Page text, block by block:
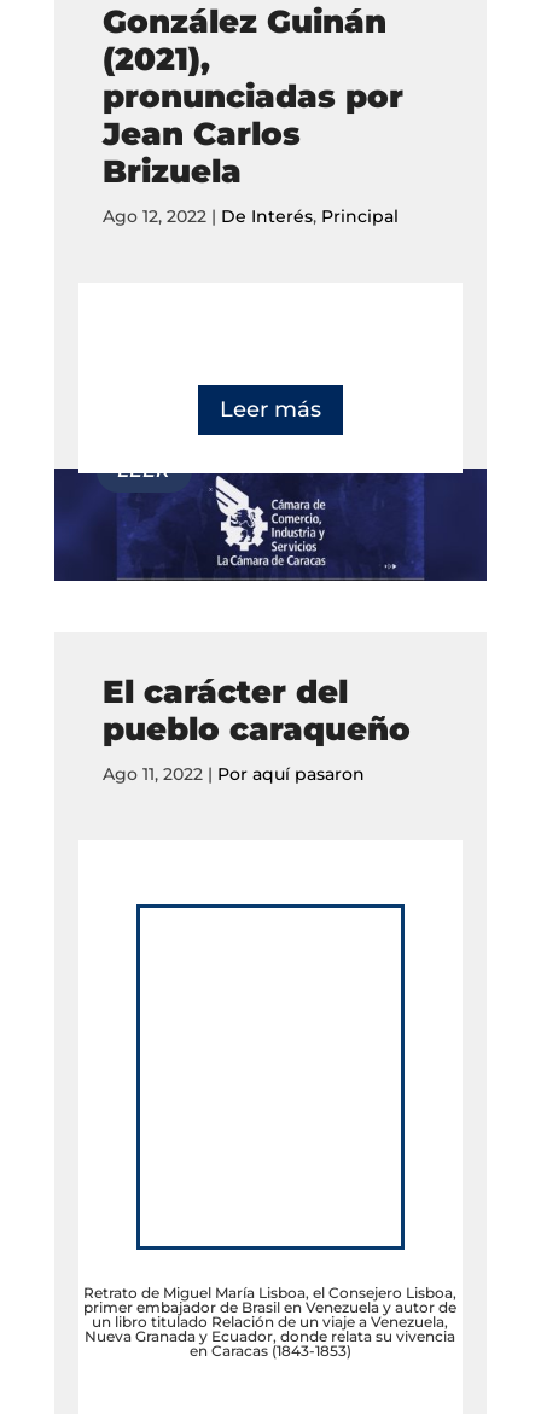
González Guinán
(2021),
pronunciadas por
Jean Carlos
Brizuela
Ago 12, 2022| De Interés, Principal
Leer más
El carácter del
pueblo caraqueño
Ago 11, 2022| Por aquí pasaron
Retrato de Miguel María Lisboa, el Consejero Lisboa,
primer embajador de Brasil en Venezuela y autor de
un libro titulado Relación de un viaje a Venezuela,
Nueva Granada y Ecuador, donde relata su vivencia
en Caracas (1843-1853)